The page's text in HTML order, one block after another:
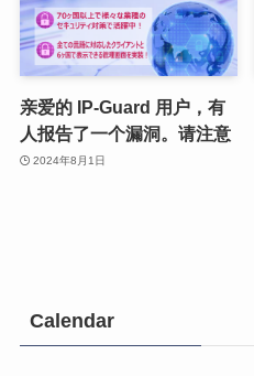
亲爱的 IP-Guard 用户，有
人报告了一个漏洞。请注意
2024年8月1日
Calendar